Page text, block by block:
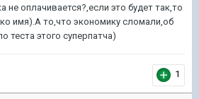
не оплачивается?,если это будет так,то
имя).А то,что экономику сломали,об
теста этого суперпатча)
1